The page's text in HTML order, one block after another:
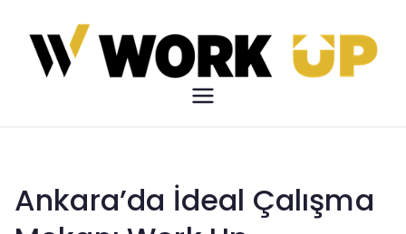
Work Up
Çalışma Özgürlüğü
Ankara’da İdeal Çalışma